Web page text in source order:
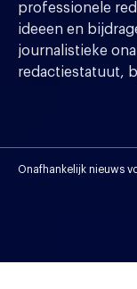
professionele
ideeen en
journalistieke
redactiestatuut,
Onafhankelijk nieuws